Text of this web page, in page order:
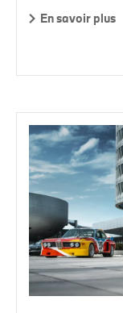
En savoir plus